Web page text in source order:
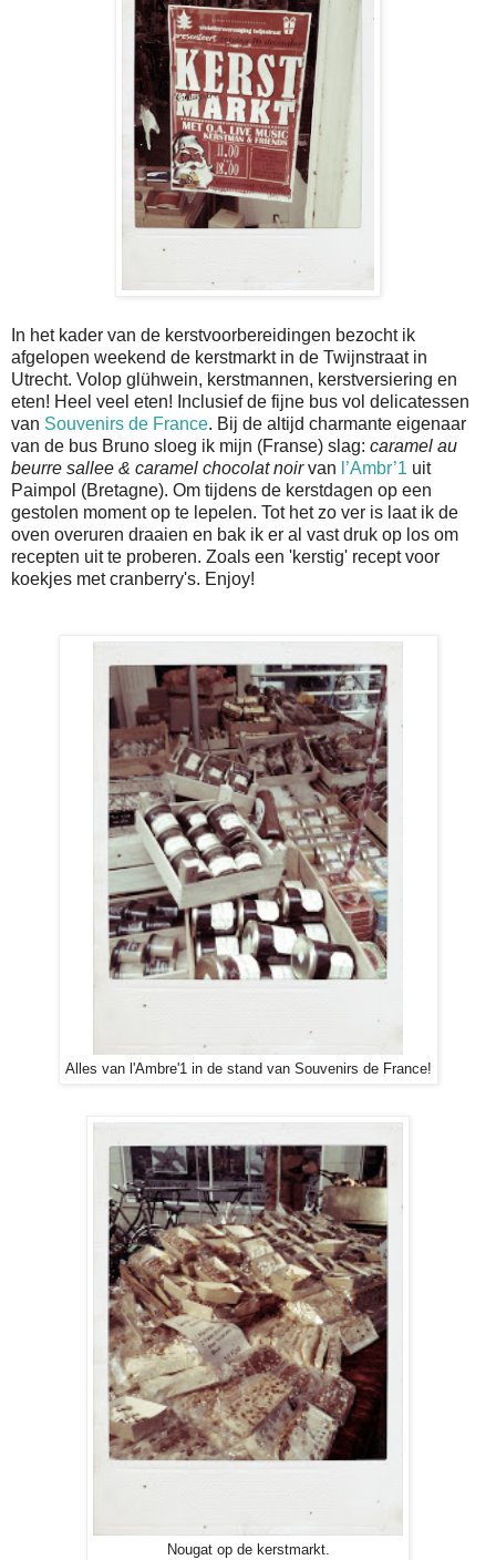
In het kader van de kerstvoorbereidingen bezocht ik
afgelopen weekend de kerstmarkt in de Twijnstraat in
Utrecht. Volop glühwein, kerstmannen, kerstversiering en
eten! Heel veel eten! Inclusief de fijne bus vol delicatessen
van Souvenirs de France. Bij de altijd charmante eigenaar
van de bus Bruno sloeg ik mijn (Franse) slag: caramel au
beurre sallee & caramel chocolat noirvan l’Ambr’1 uit
Paimpol (Bretagne). Om tijdens de kerstdagen op een
gestolen moment op te lepelen. Tot het zo ver is laat ik de
oven overuren draaien en bak ik er al vast druk op los om
recepten uit te proberen. Zoals een 'kerstig' recept voor
koekjes met cranberry's. Enjoy!
Alles van l'Ambre'1 in de stand van Souvenirs de France!
Nougat op de kerstmarkt.